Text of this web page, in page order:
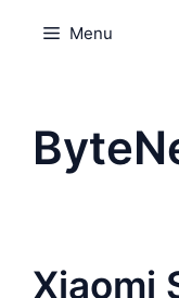
Menu
Xiaomi